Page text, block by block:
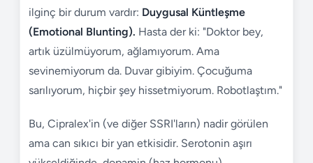
ilginç bir durum vardır: Duygusal Küntleşme
(Emotional Blunting). Hasta der ki: "Doktor bey,
artık üzülmüyorum, ağlamıyorum. Ama
sevinemiyorum da. Duvar gibiyim. Çocuğuma
sarılıyorum, hiçbir şey hissetmiyorum. Robotlaştım."
Bu, Cipralex'in (ve diğer SSRI'ların) nadir görülen
ama can sıkıcı bir yan etkisidir. Serotonin aşırı